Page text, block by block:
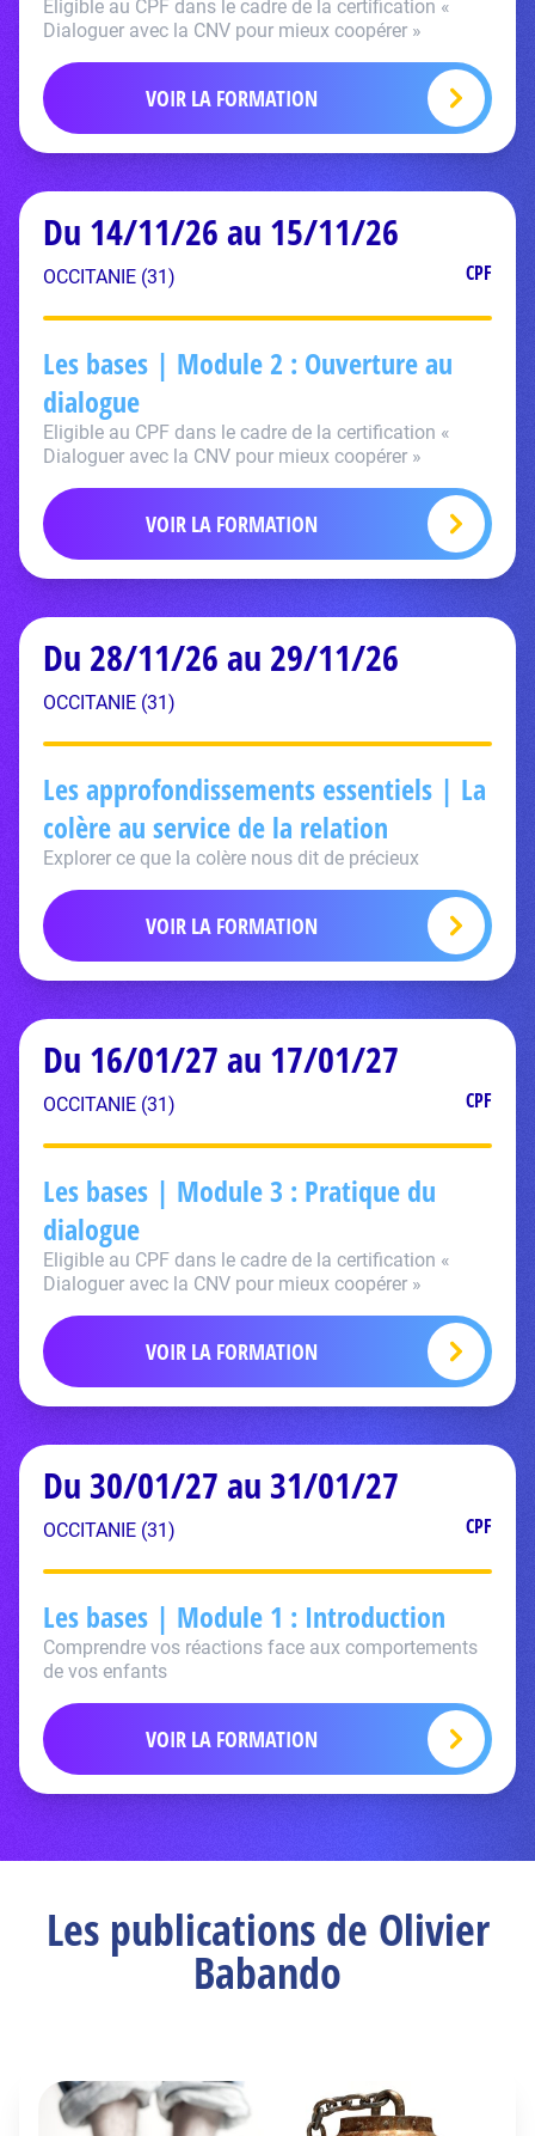
Eligible au CPF dans le cadre de la certification «
Dialoguer avec la CNV pour mieux coopérer »
VOIR LA FORMATION
Du 14/11/26 au 15/11/26
OCCITANIE (31) CPF
Les bases | Module 2 : Ouverture au
dialogue
Eligible au CPF dans le cadre de la certification «
Dialoguer avec la CNV pour mieux coopérer »
VOIR LA FORMATION
Du 28/11/26 au 29/11/26
OCCITANIE (31)
Les approfondissements essentiels | La
colère au service de la relation
Explorer ce que la colère nous dit de précieux
VOIR LA FORMATION
Du 16/01/27 au 17/01/27
OCCITANIE (31) CPF
Les bases | Module 3 : Pratique du
dialogue
Eligible au CPF dans le cadre de la certification «
Dialoguer avec la CNV pour mieux coopérer »
VOIR LA FORMATION
Du 30/01/27 au 31/01/27
OCCITANIE (31) CPF
Les bases | Module 1 : Introduction
Comprendre vos réactions face aux comportements
de vos enfants
VOIR LA FORMATION
Les publications de Olivier
Babando